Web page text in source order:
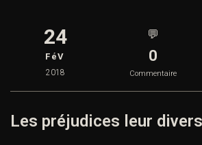
24
FéV
2018
💬
0
Commentaire
Les préjudices leur